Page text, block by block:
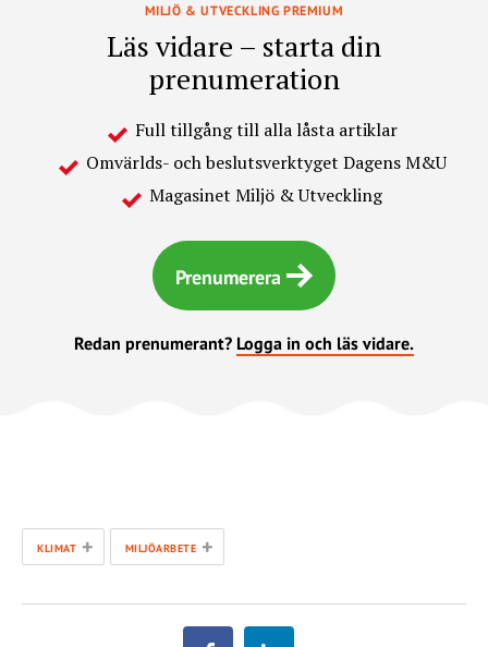
MILJÖ & UTVECKLING PREMIUM
Läs vidare – starta din
prenumeration
Full tillgång till alla låsta artiklar
Omvärlds- och beslutsverktyget Dagens M&U
Magasinet Miljö & Utveckling
Prenumerera
Redan prenumerant? Logga in och läs vidare.
KLIMAT + MILJÖARBETE +